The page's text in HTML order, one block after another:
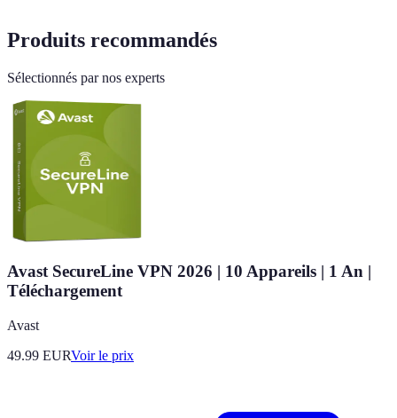
Produits recommandés
Sélectionnés par nos experts
Avast SecureLine VPN 2026 | 10 Appareils | 1 An |
Téléchargement
Avast
49.99 EURVoir le prix